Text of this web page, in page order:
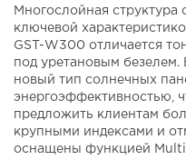
Многослойная структура
ключевой
GST-W300 отличается
под уретановым безелем.
новый тип солнечных
энергоэффективностью,
предложить клиентам
крупными индексами и
оснащены функцией